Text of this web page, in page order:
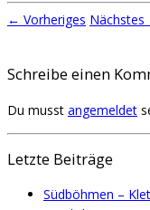
← Vorheriges Nächstes
Schreibe einen
Du musst angemeldet
Letzte Beiträge
Südböhmen –